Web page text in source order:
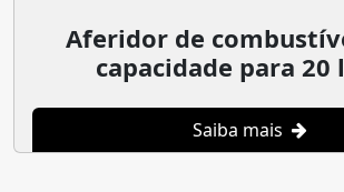
Aferidor de
capacidade para 20
Saiba mais